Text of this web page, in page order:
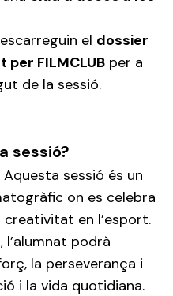
el dossier
FILMCLUB per a
de la sessió.
sessió?
Aquesta sessió és un
on es celebra
creativitat en l’esport.
podrà
la perseverança i
i la vida quotidiana.